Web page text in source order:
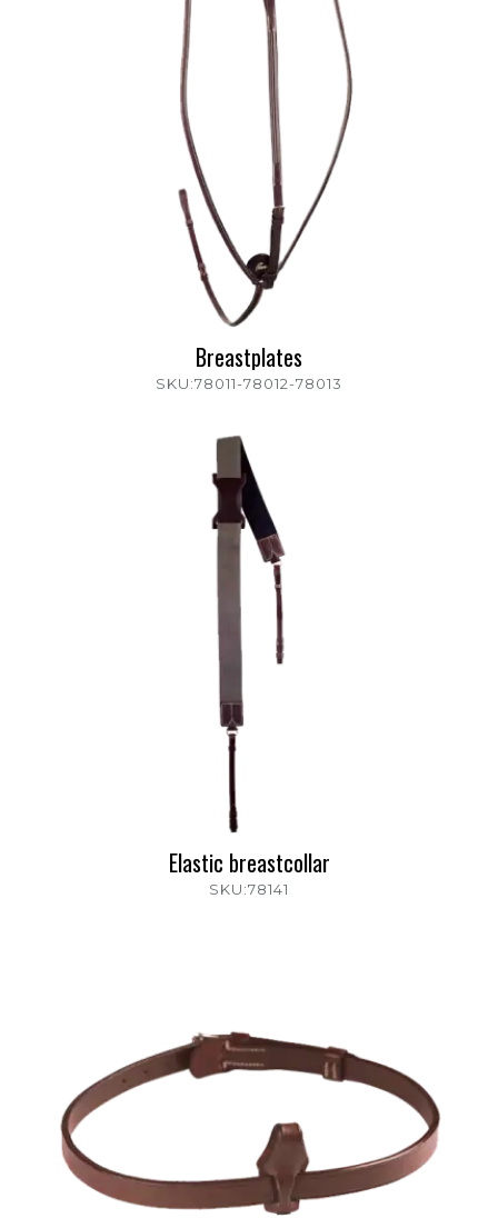
Breastplates
SKU:78011-78012-78013
Elastic breastcollar
SKU:78141